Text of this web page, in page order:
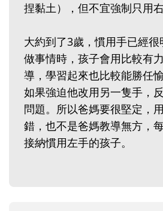
捏黏土），但不宜強制只用右
大約到了3歲，慣用手已經
做事情時，孩子會用比較有
導，學習起來也比較能勝任
如果強迫他改用另一隻手，
問題。所以爸媽要很堅定，
錯，也不是爸媽教導無方，
接納慣用左手的孩子。